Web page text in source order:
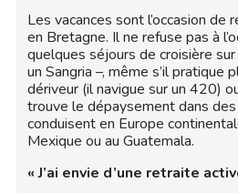
Les vacances sont l’occasion de
en Bretagne. Il ne refuse pas à
quelques séjours de croisière sur
un Sangria –, même s’il pratique
dériveur (il navigue sur un 420)
trouve le dépaysement dans
conduisent en Europe
Mexique ou au Guatemala.
« J’ai envie d’une retraite